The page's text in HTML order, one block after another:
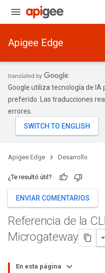
Apigee Edge
Google utiliza tecnología de
preferido. Las traducciones
errores.
Apigee Edge Desarrollo
¿Te resultó útil?
ENVIAR COMENTARIOS
Referencia de la
Microgateway
En esta página